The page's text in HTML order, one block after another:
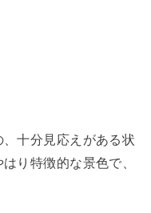
十分見応えがある状
り特徴的な景色で、